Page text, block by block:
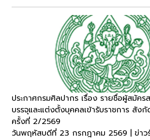
ประกาศกรมศิลปากร เรื่อง รายชื่อผู้สมัค
บรรจุและแต่งตั้งบุคคลเข้ารับราชการ สัง
ครั้งที่ 2/2569
วันพฤหัสบดีที่ 23 กรกฎาคม 2569 | ข่าว